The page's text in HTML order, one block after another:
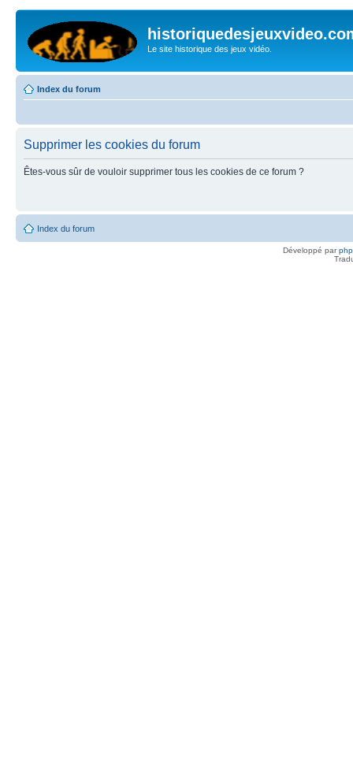
Le site historique des jeux vidéo.
Index du forum
Supprimer les cookies du forum
Êtes-vous sûr de vouloir supprimer tous les cookies de ce forum ?
Index du forum
Développé par